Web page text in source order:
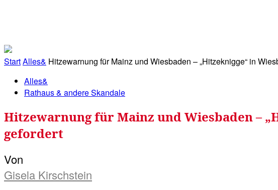
StartAlles& Hitzewarnung für Mainz und Wiesbaden – „Hitzeknigge“ in
Alles&
Rathaus & andere Skandale
Hitzewarnung für Mainz und Wiesbaden –
gefordert
Von
Gisela Kirschstein